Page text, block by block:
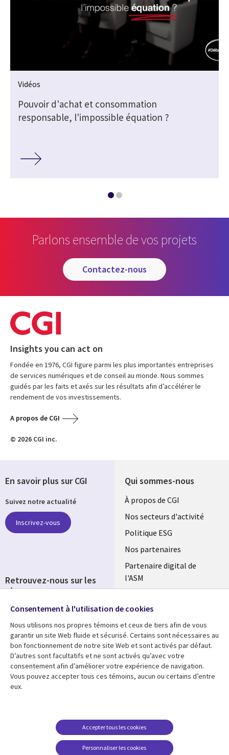
Vidéos
Pouvoir d'achat et consommation
responsable, l'impossible équation ?
Parlons ensemble de vos projets
contactez-nous
Insights you can act on
Fondée en 1976, CGI figure parmi les plus importantes entreprises
de services numériques et de conseil au monde. Nous sommes
guidés par les faits et axés sur les résultats afin d’accélérer le
rendement de vos investissements.
A propos de CGI
© 2026 CGI inc.
Qui sommes-nous
Useful
links
FRANCE
À propos de CGI
Nos secteurs d'activité
Politique ESG
Nos partenaires
Partenaire digital de
l'ASM
Fusions
Ressources
Library
Links
Articles
Blog
Support
Legal
Accessibilité
conditions juridiques
FAQ Carrières
Centre de gestion des
En savoir plus sur CGI
Suivez notre actualité
Inscrivez-vous
Retrouvez-nous sur les
réseaux
Social
Media
FRANCE
Consentement à l'utilisation de cookies
Nous utilisons nos propres témoins et ceux de tiers afin de vous
garantir un site Web fluide et sécurisé. Certains sont nécessaires au
bon fonctionnement de notre site Web et sont activés par défaut.
D’autres sont facultatifs et ne sont activés qu’avec votre
consentement afin d’améliorer votre expérience de navigation.
Vous pouvez accepter tous ces témoins, aucun ou certains d’entre
eux.
Personnaliser les cookies
Accepter tous les cookies